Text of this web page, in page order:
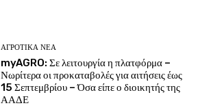
ΑΓΡΟΤΙΚΆ ΝΈΑ
myAGRO: Σε λειτουργία η πλατφόρμα –
Νωρίτερα οι προκαταβολές για αιτήσεις έως
15 Σεπτεμβρίου – Όσα είπε ο διοικητής της
ΑΑΔΕ